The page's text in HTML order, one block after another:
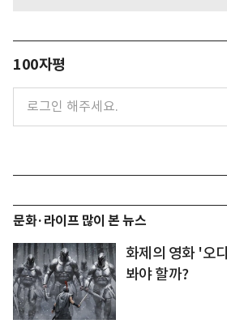
100자평
문화·라이프 많이 본 뉴스
화제의 영화 '오
봐야 할까?